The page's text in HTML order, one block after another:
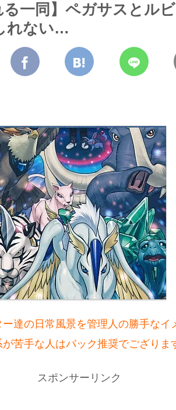
る一同】ペガサスとル
れない…
達の日常風景を管理人の勝手なイ
苦手な人はバック推奨でござりま
スポンサーリンク